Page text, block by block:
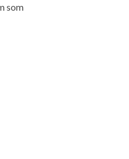
som